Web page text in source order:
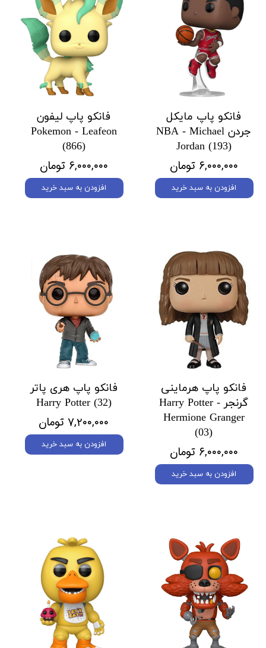
فانکو پاپ مایکل
جردن NBA - Michael
Jordan (193)
۶,۰۰۰,۰۰۰ تومان
افزودن به سبد خرید
فانکو پاپ لیفون
Pokemon - Leafeon
(866)
۶,۰۰۰,۰۰۰ تومان
افزودن به سبد خرید
فانکو پاپ هرماینی
گرنجر Harry Potter -
Hermione Granger
(03)
۶,۰۰۰,۰۰۰ تومان
افزودن به سبد خرید
فانکو پاپ هری پاتر
Harry Potter (32)
۷,۲۰۰,۰۰۰ تومان
افزودن به سبد خرید